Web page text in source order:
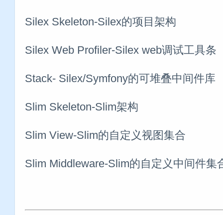
Silex Skeleton-Silex的项目架构
Silex Web Profiler-Silex web调试工具条
Stack- Silex/Symfony的可堆叠中间件库
Slim Skeleton-Slim架构
Slim View-Slim的自定义视图集合
Slim Middleware-Slim的自定义中间件集